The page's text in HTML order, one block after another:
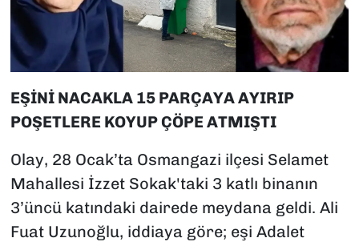
EŞİNİ NACAKLA 15 PARÇAYA AYIRIP
POŞETLERE KOYUP ÇÖPE ATMIŞTI
Olay, 28 Ocak’ta Osmangazi ilçesi Selamet
Mahallesi İzzet Sokak'taki 3 katlı binanın
3’üncü katındaki dairede meydana geldi. Ali
Fuat Uzunoğlu, iddiaya göre; eşi Adalet